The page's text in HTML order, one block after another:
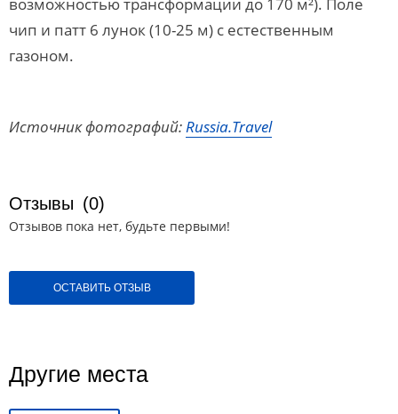
чип и патт 6 лунок (10-25 м) с естественным
газоном.
Источник фотографий:Russia.Travel
Отзывы (0)
Отзывов пока нет, будьте первыми!
ОСТАВИТЬ ОТЗЫВ
Другие места